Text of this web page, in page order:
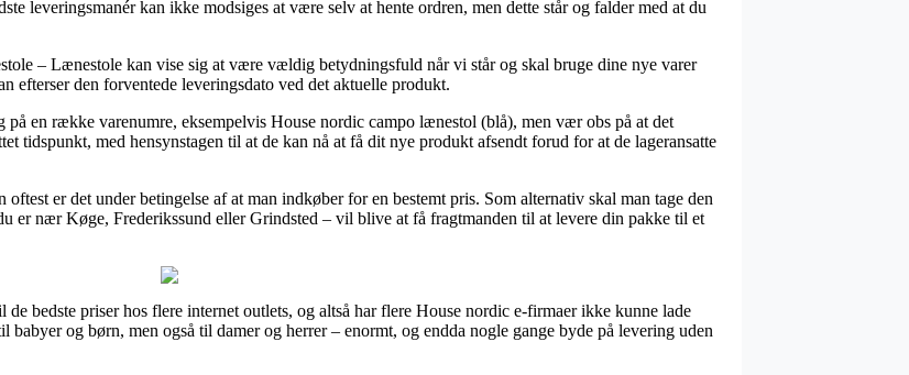
leveringsmanér kan ikke modsiges at være selv at hente ordren, men dette står og falder med at du
– Lænestole kan vise sig at være vældig betydningsfuld når vi står og skal bruge dine nye varer
efterser den forventede leveringsdato ved det aktuelle produkt.
en række varenumre, eksempelvis House nordic campo lænestol (blå), men vær obs på at det
tidspunkt, med hensynstagen til at de kan nå at få dit nye produkt afsendt forud for at de lageransatte
er det under betingelse af at man indkøber for en bestemt pris. Som alternativ skal man tage den
er nær Køge, Frederikssund eller Grindsted – vil blive at få fragtmanden til at levere din pakke til et
bedste priser hos flere internet outlets, og altså har flere House nordic e-firmaer ikke kunne lade
og børn, men også til damer og herrer – enormt, og endda nogle gange byde på levering uden